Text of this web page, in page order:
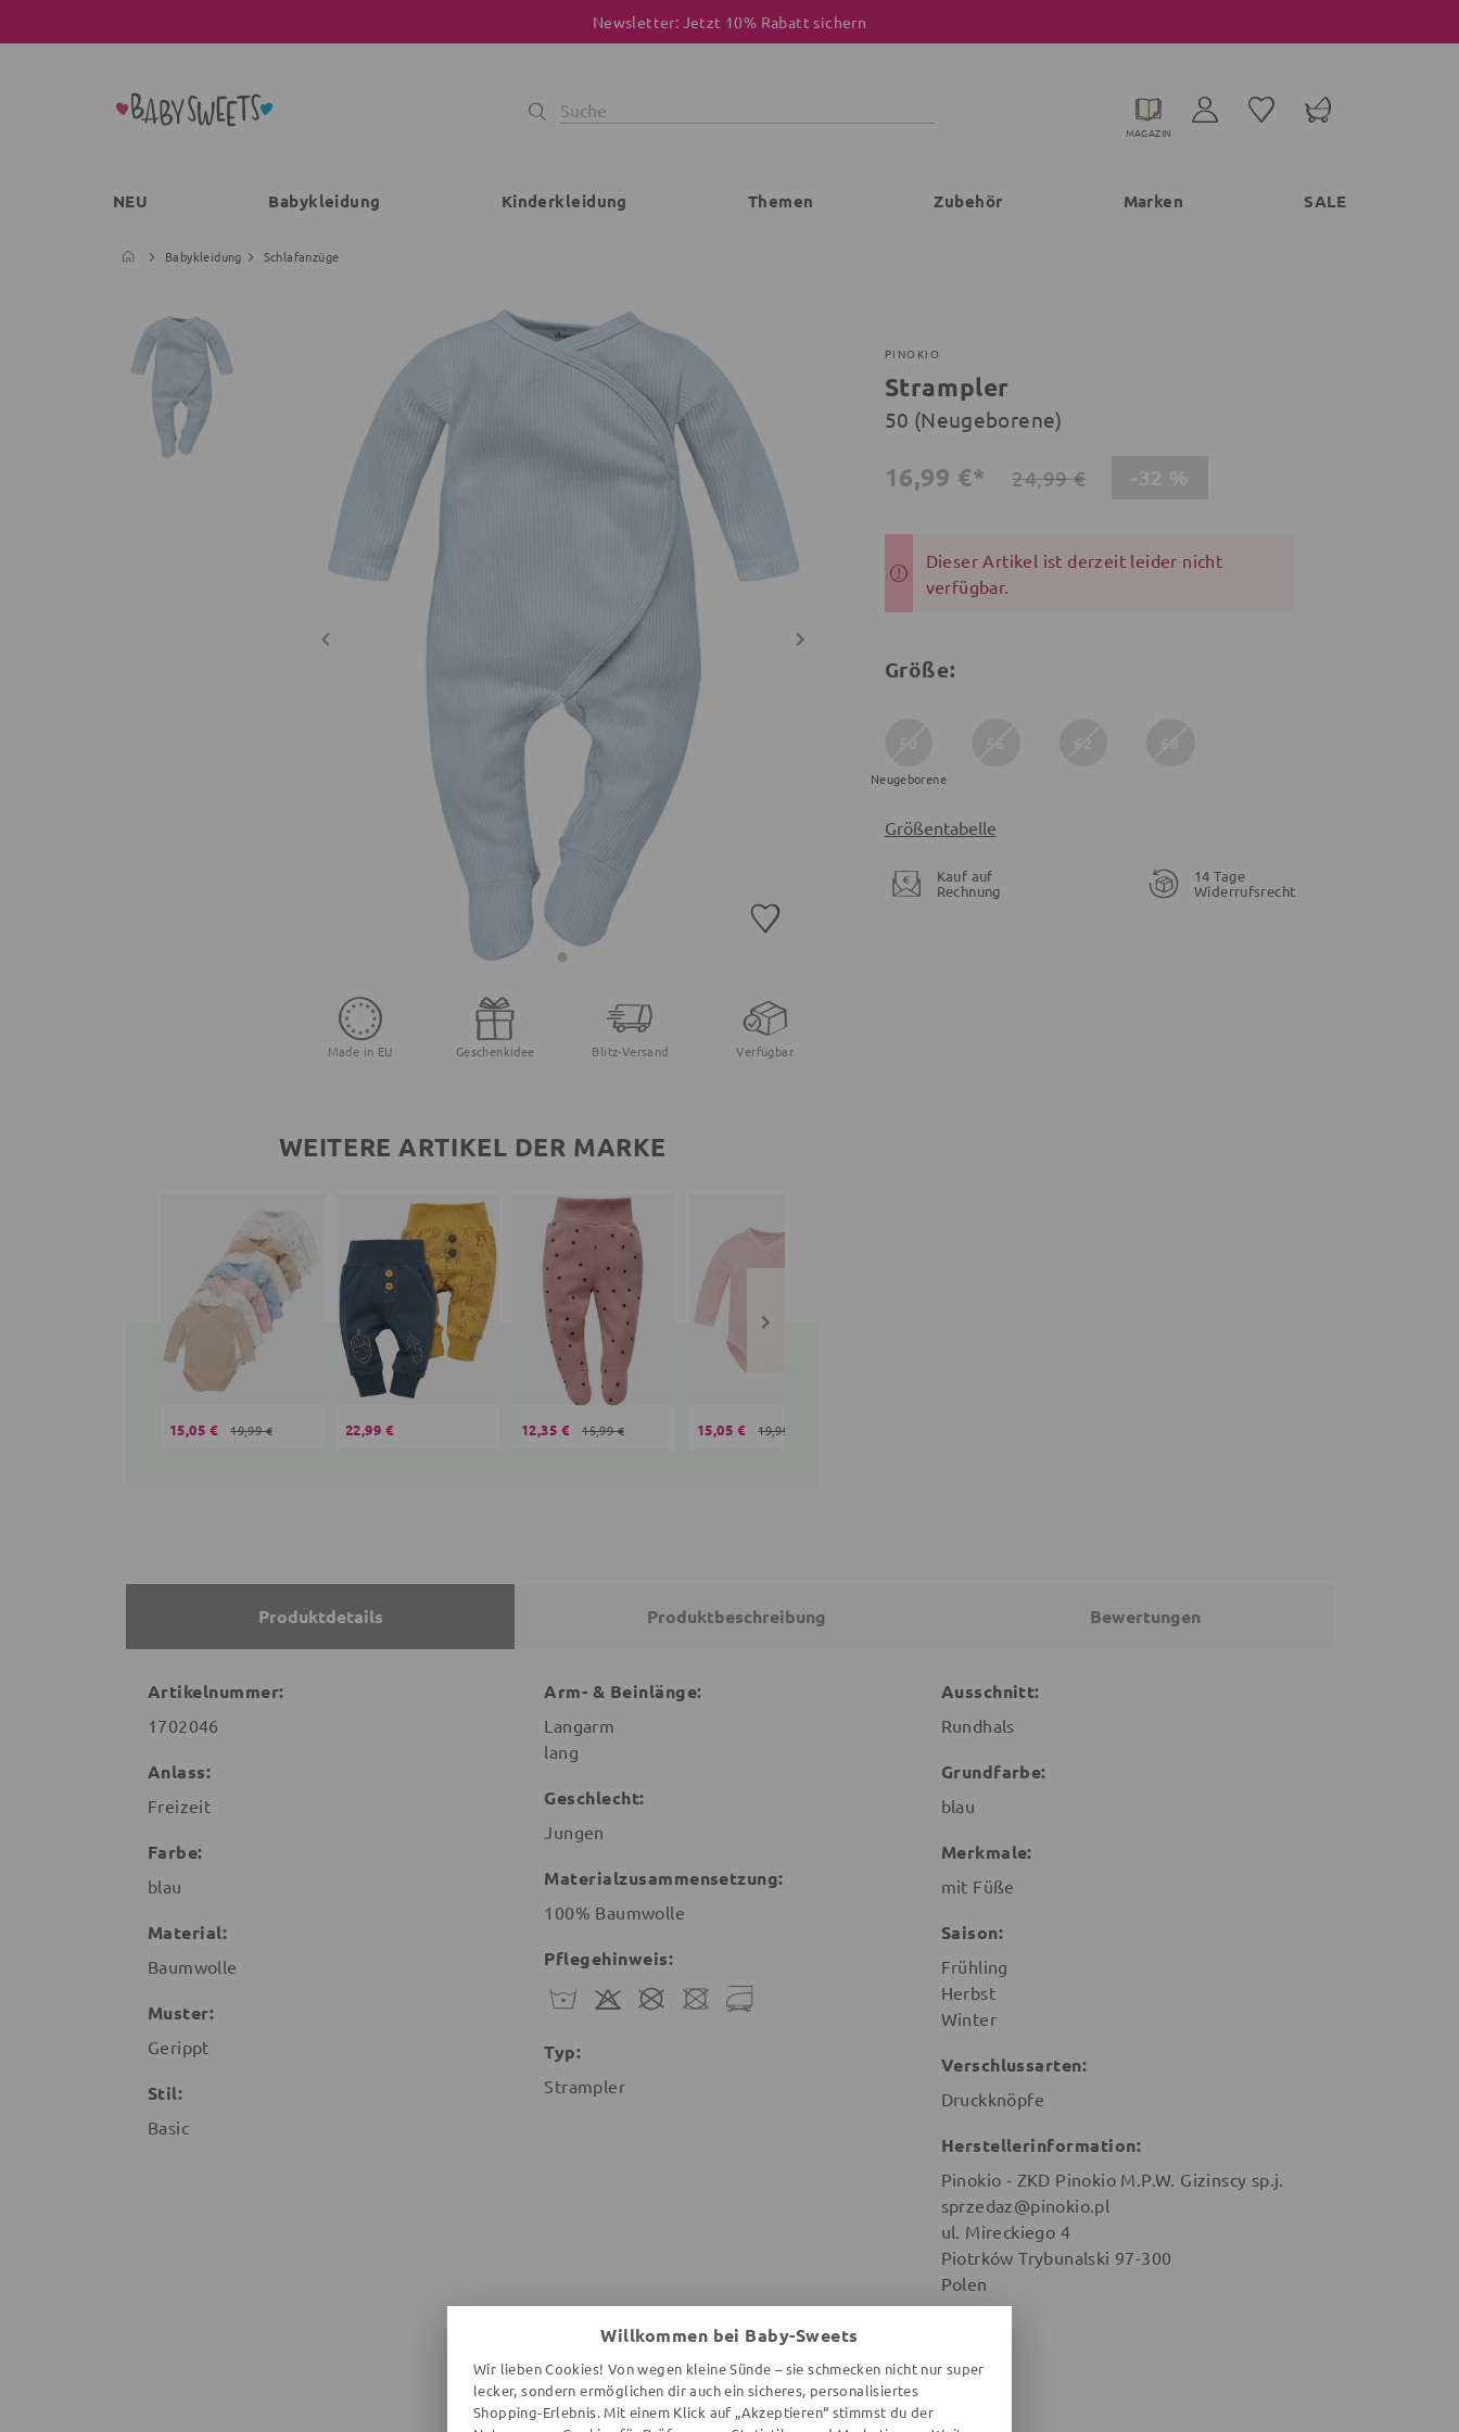
Newsletter: Jetzt 10% Rabatt sichern
MAGAZIN
NEU Babykleidung Kinderkleidung Themen Zubehör Marken SALE
Babykleidung Schlafanzüge
Made in EU Geschenkidee Blitz-Versand Verfügbar
WEITERE ARTIKEL DER MARKE
15,05 € 19,99 € 22,99 € 12,35 € 15,99 € 15,05 € 19,99 €
PINOKIO
Strampler
50 (Neugeborene)
16,99 €* 24,99 €
Dieser Artikel ist derzeit leider nicht
verfügbar.
Größe:
Neugeborene
Größentabelle
Kauf auf
Rechnung
14 Tage
Widerrufsrecht
Produktdetails Produktbeschreibung Bewertungen
Artikelnummer:
1702046
Anlass:
Freizeit
Farbe:
blau
Material:
Baumwolle
Muster:
Gerippt
Stil:
Basic
Arm- & Beinlänge:
Langarm
lang
Geschlecht:
Jungen
Materialzusammensetzung:
100% Baumwolle
Pflegehinweis:
Typ:
Strampler
Ausschnitt:
Rundhals
Grundfarbe:
blau
Merkmale:
mit Füße
Saison:
Frühling
Herbst
Winter
Verschlussarten:
Druckknöpfe
Herstellerinformation:
Pinokio - ZKD Pinokio M.P.W. Gizinscy sp.j.
sprzedaz@pinokio.pl
ul. Mireckiego 4
Piotrków Trybunalski 97-300
Polen
Willkommen bei Baby-Sweets
Wir lieben Cookies! Von wegen kleine Sünde – sie schmecken nicht nur super
lecker, sondern ermöglichen dir auch ein sicheres, personalisiertes
Shopping-Erlebnis. Mit einem Klick auf „Akzeptieren“ stimmst du der